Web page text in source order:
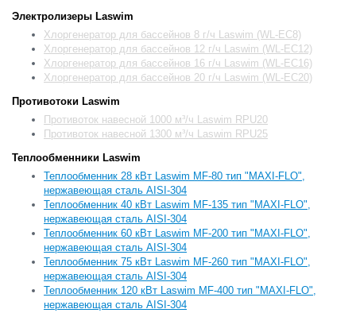
Электролизеры Laswim
Хлоргенератор для бассейнов 8 г/ч Laswim (WL-EC8)
Хлоргенератор для бассейнов 12 г/ч Laswim (WL-EC12)
Хлоргенератор для бассейнов 16 г/ч Laswim (WL-EC16)
Хлоргенератор для бассейнов 20 г/ч Laswim (WL-EC20)
Противотоки Laswim
Противоток навесной 1000 м³/ч Laswim RPU20
Противоток навесной 1300 м³/ч Laswim RPU25
Теплообменники Laswim
Теплообменник 28 кВт Laswim MF-80 тип "MAXI-FLO",
нержавеющая сталь AISI-304
Теплообменник 40 кВт Laswim MF-135 тип "MAXI-FLO",
нержавеющая сталь AISI-304
Теплообменник 60 кВт Laswim MF-200 тип "MAXI-FLO",
нержавеющая сталь AISI-304
Теплообменник 75 кВт Laswim MF-260 тип "MAXI-FLO",
нержавеющая сталь AISI-304
Теплообменник 120 кВт Laswim MF-400 тип "MAXI-FLO",
нержавеющая сталь AISI-304